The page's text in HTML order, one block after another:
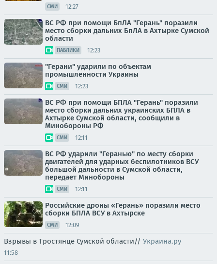
СМИ 12:27
ВС РФ при помощи БпЛА "Герань" поразили
место сборки дальних БпЛА в Ахтырке Сумской
области
ПАБЛИКИ 12:23
"Герани" ударили по объектам
промышленности Украины
СМИ 12:23
ВС РФ при помощи БПЛА "Герань" поразили
место сборки дальних украинских БПЛА в
Ахтырке Сумской области, сообщили в
Минобороны РФ
СМИ 12:11
ВС РФ ударили "Геранью" по месту сборки
двигателей для ударных беспилотников ВСУ
большой дальности в Сумской области,
передает Минобороны
СМИ 12:11
Российские дроны «Герань» поразили место
сборки БПЛА ВСУ в Ахтырске
СМИ 12:09
Взрывы в Тростянце Сумской области// Украина.ру
11:58